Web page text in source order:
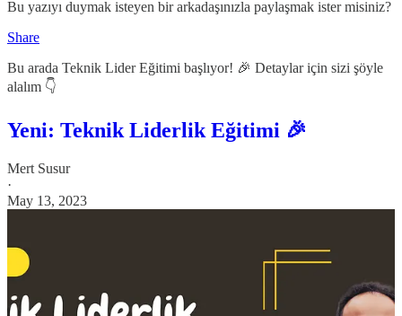
Bu yazıyı duymak isteyen bir arkadaşınızla paylaşmak ister misiniz?
Share
Bu arada Teknik Lider Eğitimi başlıyor! 🎉 Detaylar için sizi şöyle
alalım 👇
Yeni: Teknik Liderlik Eğitimi 🎉
Mert Susur
·
May 13, 2023